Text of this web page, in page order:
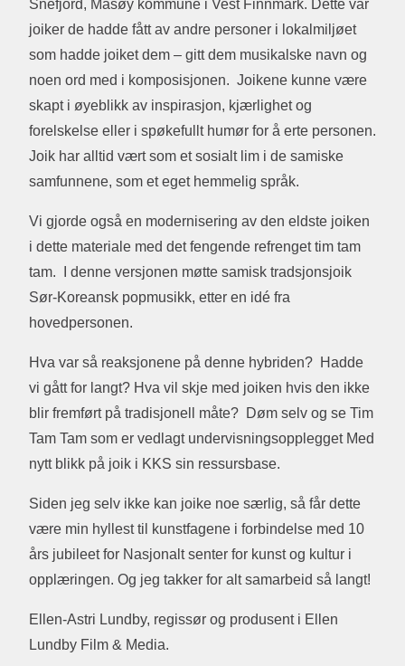
Snefjord, Måsøy kommune i Vest Finnmark. Dette var
joiker de hadde fått av andre personer i lokalmiljøet
som hadde joiket dem – gitt dem musikalske navn og
noen ord med i komposisjonen. Joikene kunne være
skapt i øyeblikk av inspirasjon, kjærlighet og
forelskelse eller i spøkefullt humør for å erte personen.
Joik har alltid vært som et sosialt lim i de samiske
samfunnene, som et eget hemmelig språk.
Vi gjorde også en modernisering av den eldste joiken
i dette materiale med det fengende refrenget tim tam
tam. I denne versjonen møtte samisk tradsjonsjoik
Sør-Koreansk popmusikk, etter en idé fra
hovedpersonen.
Hva var så reaksjonene på denne hybriden? Hadde
vi gått for langt? Hva vil skje med joiken hvis den ikke
blir fremført på tradisjonell måte? Døm selv og se Tim
Tam Tam som er vedlagt undervisningsopplegget Med
nytt blikk på joik i KKS sin ressursbase.
Siden jeg selv ikke kan joike noe særlig, så får dette
være min hyllest til kunstfagene i forbindelse med 10
års jubileet for Nasjonalt senter for kunst og kultur i
opplæringen. Og jeg takker for alt samarbeid så langt!
Ellen-Astri Lundby, regissør og produsent i Ellen
Lundby Film & Media.